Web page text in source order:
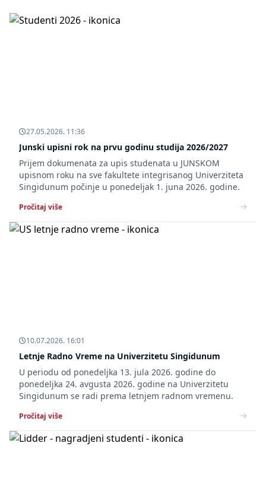
27.05.2026. 11:36
Junski upisni rok na prvu godinu studija 2026/2027
Prijem dokumenata za upis studenata u JUNSKOM
upisnom roku na sve fakultete integrisanog Univerziteta
Singidunum počinje u ponedeljak 1. juna 2026. godine.
Pročitaj više
10.07.2026. 16:01
Letnje Radno Vreme na Univerzitetu Singidunum
U periodu od ponedeljka 13. jula 2026. godine do
ponedeljka 24. avgusta 2026. godine na Univerzitetu
Singidunum se radi prema letnjem radnom vremenu.
Pročitaj više